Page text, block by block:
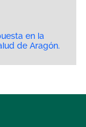
en la
de Aragón.